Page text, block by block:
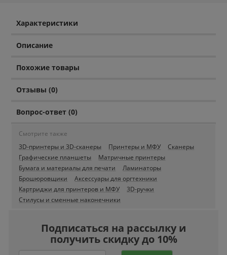
Характеристики
Описание
Похожие товары
Отзывы (0)
Вопрос-ответ (0)
Смотрите также
3D-принтеры и 3D-сканеры
Принтеры и МФУ
Сканеры
Графические планшеты
Матричные принтеры
Бумага и материалы для печати
Ламинаторы
Брошюровщики
Аксессуары для оргтехники
Картриджи для принтеров и МФУ
3D-ручки
Стилусы и сменные наконечники
Подписаться на рассылку и
получить скидку до 10%